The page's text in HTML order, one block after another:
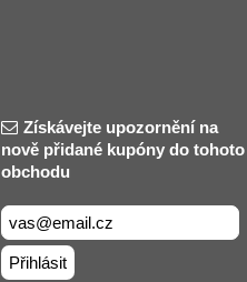
Získávejte upozornění na
nově přidané kupóny do tohoto
obchodu
Přihlásit